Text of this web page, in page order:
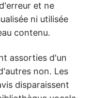
et ne
ni utilisée
contenu.
assorties d'un
non. Les
disparaissent